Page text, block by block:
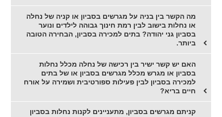
מה הקשר בין בניה על מגרשים בסביון או קניה של נחלה
או נחלות בישוב לבין רמת חינוך גבוהה לילדים ונוער
בסביון גני יהודה? בתים למכירה בסביון, הבחירה הטובה
ביותר.
האם יש קשר ישיר בין רכישה של נחלה מכלל נחלות
בסביון או מגרש מכלל מגרשים בסביון או של בתים
למכירה בסביון לבין פעילות ספורטיבית ושמירה על אורח
חיים בריא?
קניתם מגרשים בסביון, מתעניינים לקנות נחלות בסביון